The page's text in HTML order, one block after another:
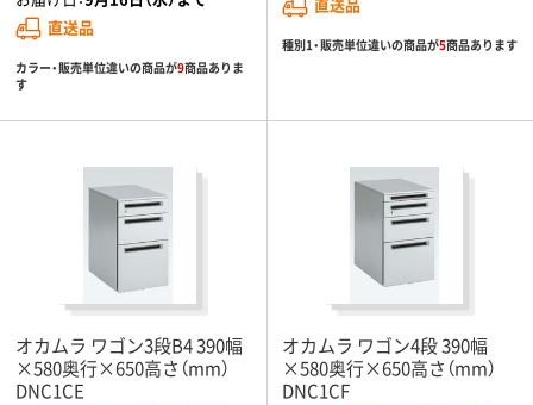
直送品
カラー・販売単位違いの商品が9商品ありま
す
直送品
種別1・販売単位違いの商品が5商品あります
オカムラ ワゴン3段B4 390幅
×580奥行×650高さ（mm）
DNC1CE
オカムラ ワゴン4段 390幅
×580奥行×650高さ（mm）
DNC1CF